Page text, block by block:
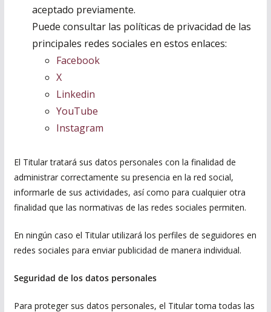
aceptado previamente.
Puede consultar las políticas de privacidad de las
principales redes sociales en estos enlaces:
Facebook
X
Linkedin
YouTube
Instagram
El Titular tratará sus datos personales con la finalidad de
administrar correctamente su presencia en la red social,
informarle de sus actividades, así como para cualquier otra
finalidad que las normativas de las redes sociales permiten.
En ningún caso el Titular utilizará los perfiles de seguidores en
redes sociales para enviar publicidad de manera individual.
Seguridad de los datos personales
Para proteger sus datos personales, el Titular toma todas las